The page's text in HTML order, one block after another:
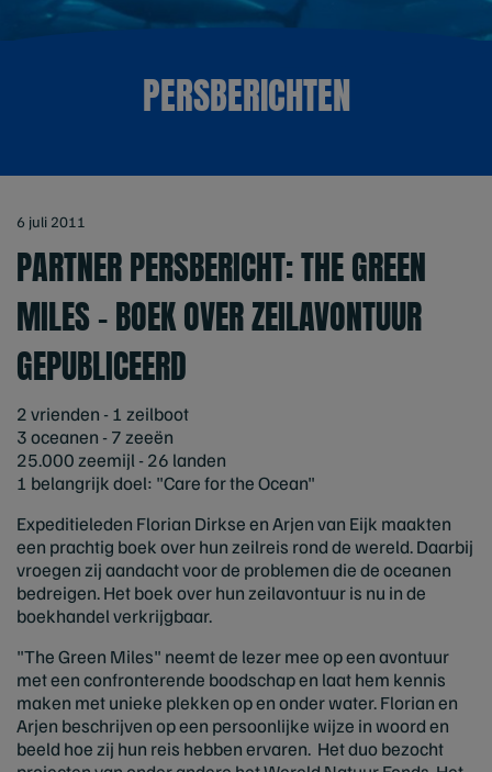
PERSBERICHTEN
6 juli 2011
PARTNER PERSBERICHT: THE GREEN
MILES - BOEK OVER ZEILAVONTUUR
GEPUBLICEERD
2 vrienden - 1 zeilboot
3 oceanen - 7 zeeën
25.000 zeemijl - 26 landen
1 belangrijk doel: "Care for the Ocean"
Expeditieleden Florian Dirkse en Arjen van Eijk maakten
een prachtig boek over hun zeilreis rond de wereld. Daarbij
vroegen zij aandacht voor de problemen die de oceanen
bedreigen. Het boek over hun zeilavontuur is nu in de
boekhandel verkrijgbaar.
"The Green Miles" neemt de lezer mee op een avontuur
met een confronterende boodschap en laat hem kennis
maken met unieke plekken op en onder water. Florian en
Arjen beschrijven op een persoonlijke wijze in woord en
beeld hoe zij hun reis hebben ervaren. Het duo bezocht